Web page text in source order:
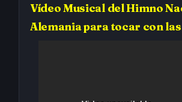
Vídeo Musical delHimno
Alemaniapara tocar con